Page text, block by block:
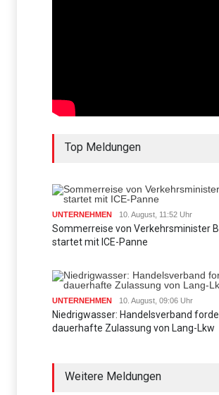
Top Meldungen
UNTERNEHMEN 10. August, 11:52 Uhr
Sommerreise von Verkehrsminister
startet mit ICE-Panne
UNTERNEHMEN 10. August, 09:06 Uhr
Niedrigwasser: Handelsverband
dauerhafte Zulassung von Lang-Lkw
Weitere Meldungen